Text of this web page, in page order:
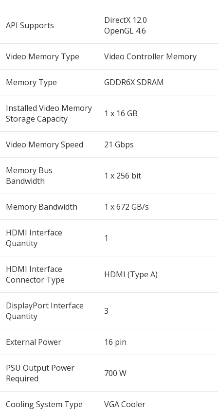
API Supports
DirectX 12.0
OpenGL 4.6
Video Memory Type Video Controller Memory
Memory Type GDDR6X SDRAM
Installed Video Memory
Storage Capacity
1 x 16 GB
Video Memory Speed 21 Gbps
Memory Bus
Bandwidth
1 x 256 bit
Memory Bandwidth 1 x 672 GB/s
HDMI Interface
Quantity
1
HDMI Interface
Connector Type
HDMI (Type A)
DisplayPort Interface
Quantity
3
External Power 16 pin
PSU Output Power
Required
700 W
Cooling System Type VGA Cooler